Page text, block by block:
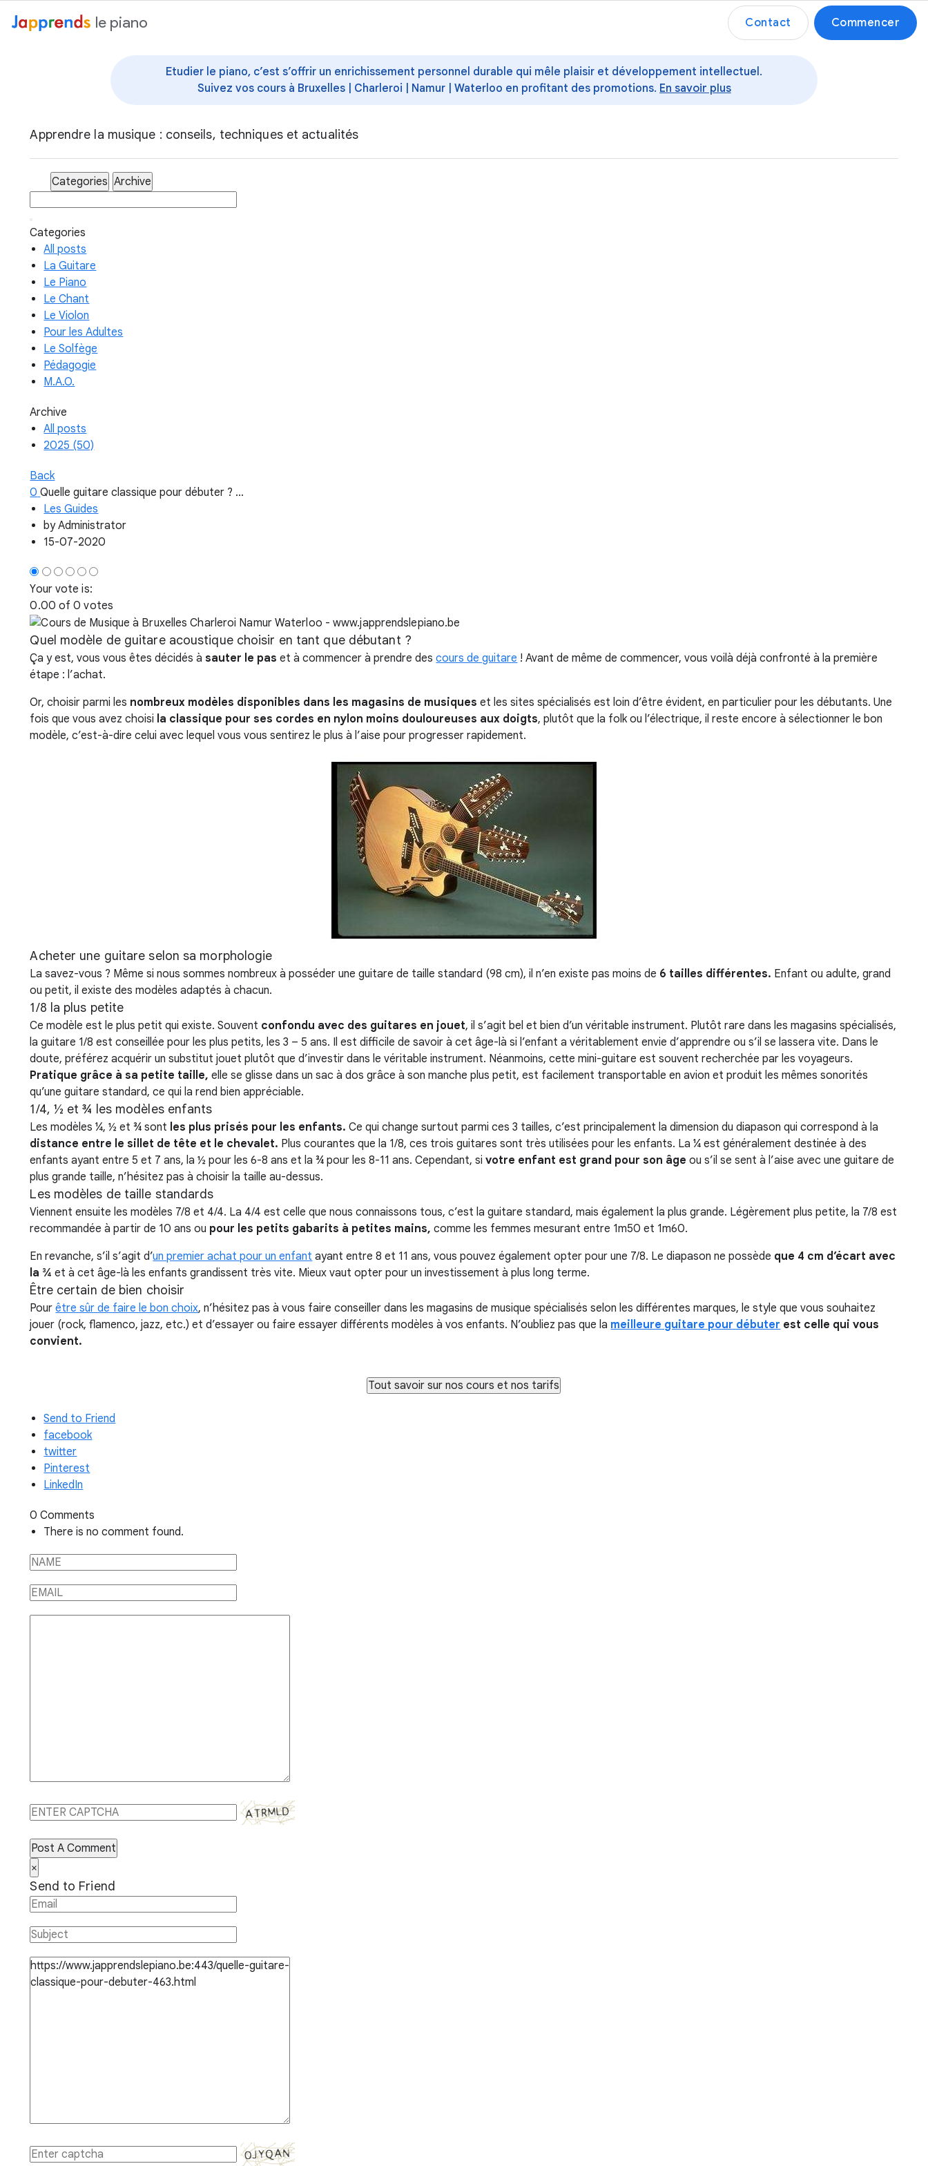
contenu le piano Contact Commencer
Etudier le piano, c’est s’offrir un enrichissement personnel durable qui mêle plaisir et développement intellectuel.
Suivez vos cours à Bruxelles | Charleroi | Namur | Waterloo en profitant des promotions. En savoir plus
Apprendre la musique : conseils, techniques et actualités
Categories Archive
Categories
All posts
La Guitare
Le Piano
Le Chant
Le Violon
Pour les Adultes
Le Solfège
Pédagogie
M.A.O.
Archive
All posts
2025 (50)
Back
0 Quelle guitare classique pour débuter ? ...
Les Guides
byAdministrator
15-07-2020
Your vote is:
0.00 of 0 votes
Quel modèle de guitare acoustique choisir en tant que débutant ?
Ça y est, vous vous êtes décidés àsauter le paset à commencer à prendre descours de guitare ! Avant de même de commencer, vous voilà déjà confronté à la première
étape : l’achat.
Or, choisir parmi les nombreux modèles disponibles dans les magasins de musiques et les sites spécialisés est loin d’être évident, en particulier pour les débutants. Une
fois que vous avez choisi la classique pour ses cordes en nylon moins douloureuses aux doigts, plutôt que la folk ou l’électrique, il reste encore à sélectionner le bon
modèle, c’est-à-dire celui avec lequel vous vous sentirez le plus à l’aise pour progresser rapidement.
Acheter une guitare selon sa morphologie
La savez-vous ? Même si nous sommes nombreux à posséder une guitare de taille standard (98 cm), il n’en existe pas moins de 6 tailles différentes. Enfant ou adulte, grand
ou petit, il existe des modèles adaptés à chacun.
1/8 la plus petite
Ce modèle est le plus petit qui existe. Souvent confondu avec des guitares en jouet, il s’agit bel et bien d’un véritable instrument. Plutôt rare dans les magasins spécialisés,
la guitare 1/8 est conseillée pour les plus petits, les 3 – 5 ans. Il est difficile de savoir à cet âge-là si l’enfant a véritablement envie d’apprendre ou s’il se lassera vite. Dans le
doute, préférez acquérir un substitut jouet plutôt que d’investir dans le véritable instrument. Néanmoins, cette mini-guitare est souvent recherchée par les voyageurs.
Pratique grâce à sa petite taille, elle se glisse dans un sac à dos grâce à son manche plus petit, est facilement transportable en avion et produit les mêmes sonorités
qu’une guitare standard, ce qui la rend bien appréciable.
1/4, ½ et ¾ les modèles enfants
Les modèles ¼, ½ et ¾ sont les plus prisés pour les enfants. Ce qui change surtout parmi ces 3 tailles, c’est principalement la dimension du diapason qui correspond à la
distance entre le sillet de tête et le chevalet. Plus courantes que la 1/8, ces trois guitares sont très utilisées pour les enfants. La ¼ est généralement destinée à des
enfants ayant entre 5 et 7 ans, la ½ pour les 6-8 ans et la ¾ pour les 8-11 ans. Cependant, sivotre enfant est grand pour son âge ou s’il se sent à l’aise avec une guitare de
plus grande taille, n’hésitez pas à choisir la taille au-dessus.
Les modèles de taille standards
Viennent ensuite les modèles 7/8 et 4/4. La 4/4 est celle que nous connaissons tous, c’est la guitare standard, mais également la plus grande. Légèrement plus petite, la 7/8 est
recommandée à partir de 10 ans ou pour les petits gabarits à petites mains, comme les femmes mesurant entre 1m50 et 1m60.
En revanche, s’il s’agit d’un premier achat pour un enfant ayant entre 8 et 11 ans, vous pouvez également opter pour une 7/8. Le diapason ne possède que 4 cm d’écart avec
la ¾ et à cet âge-là les enfants grandissent très vite. Mieux vaut opter pour un investissement à plus long terme.
Être certain de bien choisir
Pourêtre sûr de faire le bon choix, n’hésitez pas à vous faire conseiller dans les magasins de musique spécialisés selon les différentes marques, le style que vous souhaitez
jouer (rock, flamenco, jazz, etc.) et d’essayer ou faire essayer différents modèles à vos enfants. N’oubliez pas que la meilleure guitare pour débuter est celle qui vous
convient.
Send to Friend
facebook
twitter
Pinterest
LinkedIn
0 Comments
There is no comment found.
Post A Comment
×
Send to Friend